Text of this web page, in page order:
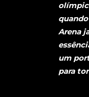
Arena
um
para